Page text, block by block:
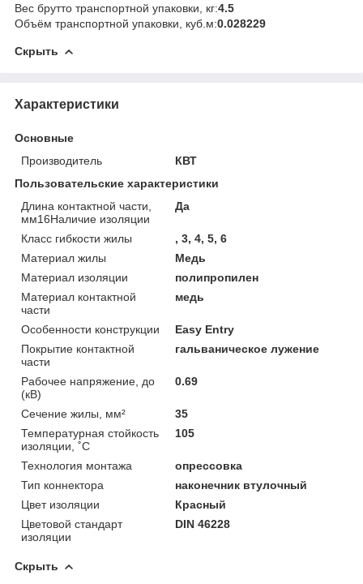
Вес брутто транспортной упаковки, кг:4.5
Объём транспортной упаковки, куб.м:0.028229
Скрыть
Характеристики
Основные
Производитель
КВТ
Пользовательские характеристики
Длина контактной части,
мм16Наличие изоляции
Да
Класс гибкости жилы
, 3, 4, 5, 6
Материал жилы
Медь
Материал изоляции
полипропилен
Материал контактной
части
медь
Особенности конструкции
Easy Entry
Покрытие контактной
части
гальваническое лужение
Рабочее напряжение, до
(кВ)
0.69
Сечение жилы, мм²
35
Температурная стойкость
изоляции, ˚С
105
Технология монтажа
опрессовка
Тип коннектора
наконечник втулочный
Цвет изоляции
Красный
Цветовой стандарт
изоляции
DIN 46228
Скрыть